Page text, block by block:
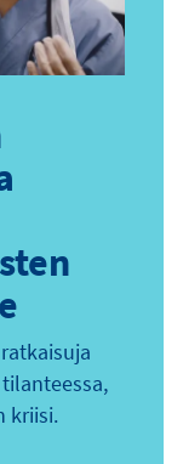
kriisi.